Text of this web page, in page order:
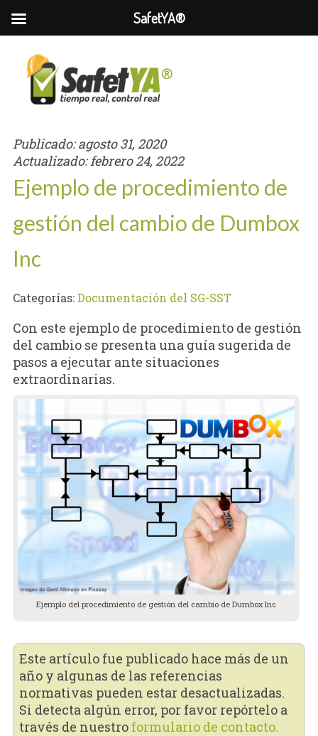
Publicado:agosto 31, 2020
Actualizado:febrero 24, 2022
Ejemplo de procedimiento de
gestión del cambio de Dumbox
Inc
Categorías:Documentación del SG-SST
Con este ejemplo de procedimiento de gestión
del cambio se presenta una guía sugerida de
pasos a ejecutar ante situaciones
extraordinarias.
Ejemplo del procedimiento de gestión del cambio de Dumbox Inc
Este artículo fue publicado hace más de un
año y algunas de las referencias
normativas pueden estar desactualizadas.
Si detecta algún error, por favor repórtelo a
través de nuestro formulario de contacto.
SafetYA®